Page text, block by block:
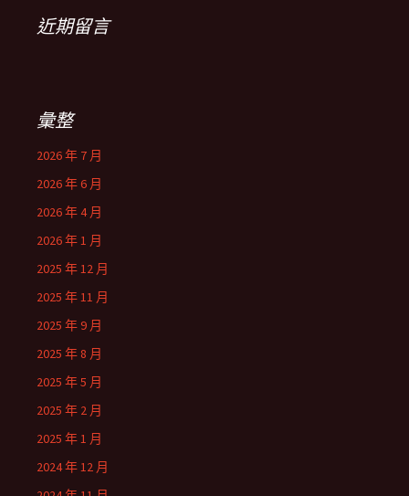
近期留言
彙整
2026 年 7 月
2026 年 6 月
2026 年 4 月
2026 年 1 月
2025 年 12 月
2025 年 11 月
2025 年 9 月
2025 年 8 月
2025 年 5 月
2025 年 2 月
2025 年 1 月
2024 年 12 月